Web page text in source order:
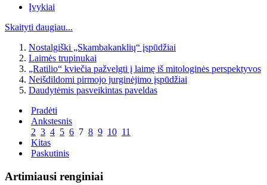
Įvykiai
Skaityti daugiau...
Nostalgiški „Skambakanklių“ įspūdžiai
Laimės trupinukai
„Ratilio“ kviečia pažvelgti į laimę iš mitologinės perspektyvos
Neišdildomi pirmojo jurginėjimo įspūdžiai
Daudytėmis pasveikintas paveldas
Pradėti
Ankstesnis
2 3 4 5 6 7 8 9 10 11
Kitas
Paskutinis
Artimiausi renginiai